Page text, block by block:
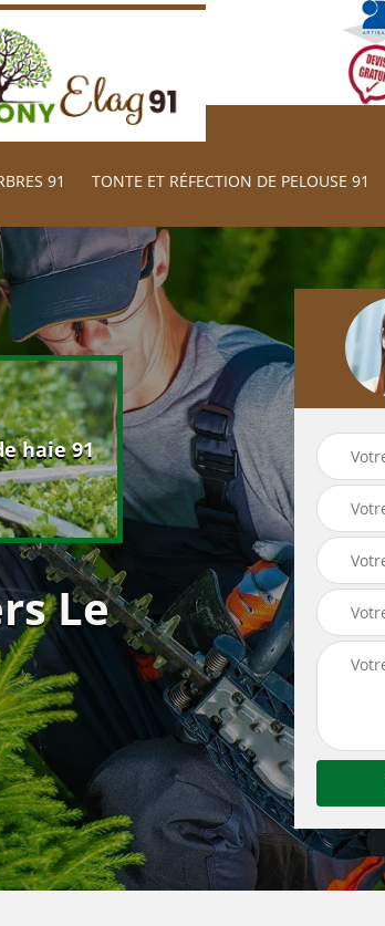
91 TONTE ET RÉFECTION DE PELOUSE 91
haie 91 Abattage d'arbres
91
Le